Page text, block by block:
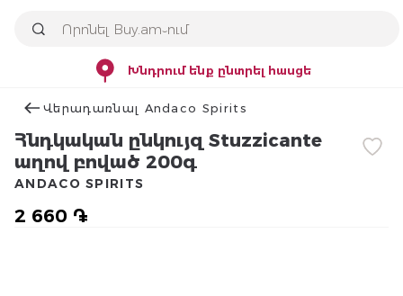
Խնդրում ենք ընտրել հասցե
Վերադառնալ Andaco Spirits
Հնդկական ընկույզ Stuzzicante
աղով բոված 200գ
2 660 ֏
ANDACO SPIRITS